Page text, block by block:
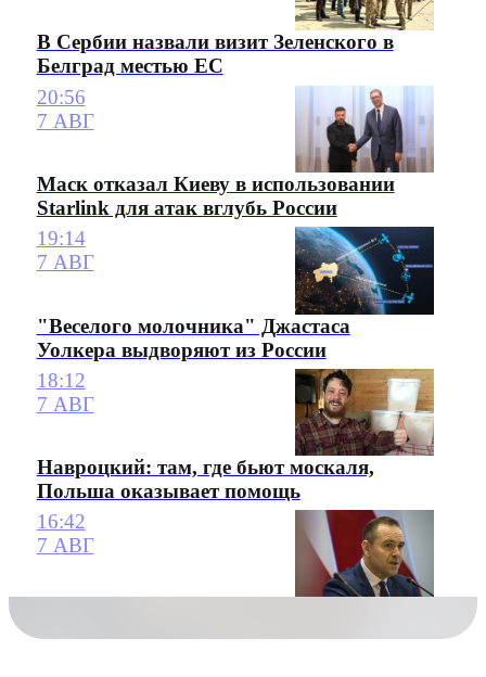
В Сербии назвали визит Зеленского в
Белград местью ЕС
20:56
7 АВГ
Маск отказал Киеву в использовании
Starlink для атак вглубь России
19:14
7 АВГ
"Веселого молочника" Джастаса
Уолкера выдворяют из России
18:12
7 АВГ
Навроцкий: там, где бьют москаля,
Польша оказывает помощь
16:42
7 АВГ